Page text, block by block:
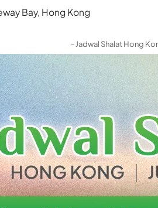
Bay, Hong Kong
- Jadwal Shalat Hong